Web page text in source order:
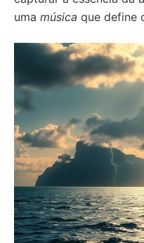
uma música que define